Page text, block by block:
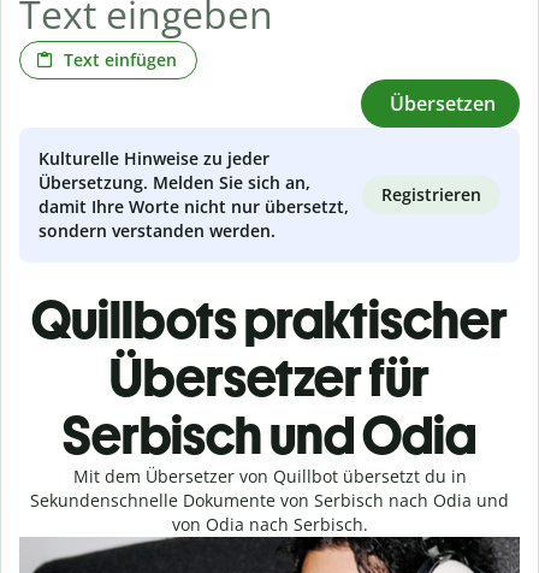
Text einfügen
Übersetzen
Kulturelle Hinweise zu jeder
Übersetzung. Melden Sie sich an,
damit Ihre Worte nicht nur übersetzt,
sondern verstanden werden.
Registrieren
Quillbots praktischer
Übersetzer für
Serbisch und Odia
Mit dem Übersetzer von Quillbot übersetzt du in
Sekundenschnelle Dokumente von Serbisch nach Odia und
von Odia nach Serbisch.